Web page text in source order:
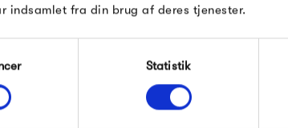
indsamlet fra din brug af deres tjenester.
Statistik
af de mest stilrene eksempler på